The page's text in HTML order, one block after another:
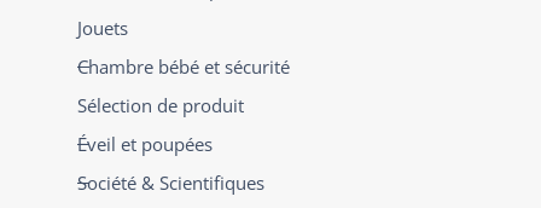
Jouets
Chambre bébé et sécurité
Sélection de produit
Éveil et poupées
Société & Scientifiques